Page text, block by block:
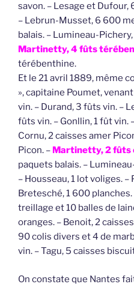
savon. – Lesage et Dufour,
– Lebrun-Musset, 6 600
balais. – Lumineau-
Martinetty, 4 fûts
térébenthine.
Et le 21 avril 1889, même
», capitaine Poumet,
vin. – Durand, 3 fûts vin. –
fûts vin. – Gonllin, 1 fût vin.
Cornu, 2 caisses amer
Picon. – Martinetty, 2 fûts
paquets balais. –
– Housseau, 1 lot voliges. –
Bretesché, 1 600
treillage et 10 balles de
oranges. – Benoit, 2
90 colis divers et 4 de
vin. – Tagu, 5 caisses
On constate que Nantes